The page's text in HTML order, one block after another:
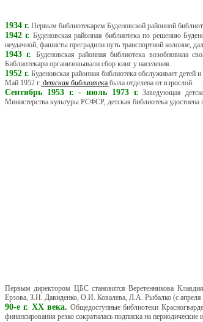
1934 г. Первым библиотекарем Буденовской районной
1942 г. Буденовская районная библиотека по решению
неудачной, фашисты преградили путь транспортной колонне,
1943 г. Буденовская районная библиотека возобновила
Библиотекари организовывали сбор книг у населения.
1952 г. Буденовская районная библиотека обслуживает
Май 1952 г. детская библиотека была отделена от взрослой.
Сентябрь 1953 г. - июль 1973 г. Заведующая
Министерства культуры РСФСР, детская библиотека
Первым директором ЦБС становится Веретенникова
Ерзова, З.Н. Давиденко, О.И. Ковалева, Л.А. Рыбалко (с
90-е г. XX века. Общедоступные библиотеки
финансирования резко сократилась подписка на